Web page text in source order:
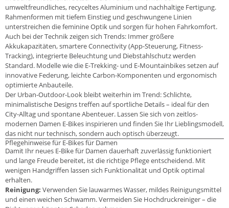
umweltfreundliches, recyceltes Aluminium und nachhaltige Fertigung.
Rahmenformen mit tiefem Einstieg und geschwungene Linien
unterstreichen die feminine Optik und sorgen für hohen Fahrkomfort.
Auch bei der Technik zeigen sich Trends: Immer größere
Akkukapazitäten, smartere Connectivity (App-Steuerung, Fitness-
Tracking), integrierte Beleuchtung und Diebstahlschutz werden
Standard. Modelle wie die E-Trekking- und E-Mountainbikes setzen auf
innovative Federung, leichte Carbon-Komponenten und ergonomisch
optimierte Anbauteile.
Der Urban-Outdoor-Look bleibt weiterhin im Trend: Schlichte,
minimalistische Designs treffen auf sportliche Details – ideal für den
City-Alltag und spontane Abenteuer. Lassen Sie sich von zeitlos-
modernen Damen E-Bikes inspirieren und finden Sie Ihr Lieblingsmodell,
das nicht nur technisch, sondern auch optisch überzeugt.
Pflegehinweise für E-Bikes für Damen
Damit Ihr neues E-Bike für Damen dauerhaft zuverlässig funktioniert
und lange Freude bereitet, ist die richtige Pflege entscheidend. Mit
wenigen Handgriffen lassen sich Funktionalität und Optik optimal
erhalten.
Reinigung: Verwenden Sie lauwarmes Wasser, mildes Reinigungsmittel
und einen weichen Schwamm. Vermeiden Sie Hochdruckreiniger – die